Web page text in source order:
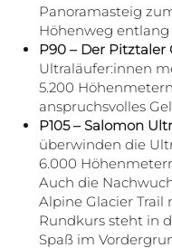
Panoramasteig
Höhenweg entlang
P90 – Der Pitztaler
Ultraläufer:innen
5.200
anspruchsvolles
P105 – Salomon
überwinden die
6.000
Auch die
Alpine Glacier Trail
Rundkurs steht in
Spaß im